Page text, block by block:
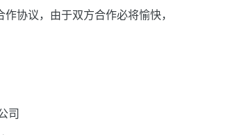
协议，由于双方合作必将愉快，
司